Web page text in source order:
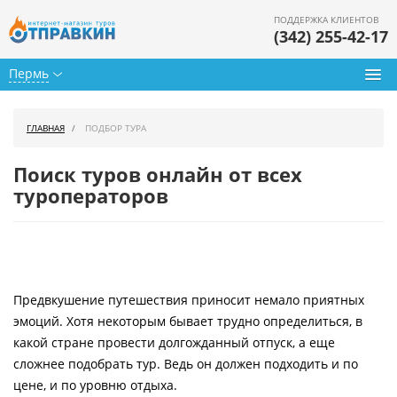
Пермь
ПОДДЕРЖКА КЛИЕНТОВ
(342) 255-42-17
Горящие туры
Страны
Как купить
ГЛАВНАЯ ПОДБОР ТУРА
Поиск туров онлайн от всех
туроператоров
Предвкушение путешествия приносит немало приятных
эмоций. Хотя некоторым бывает трудно определиться, в
какой стране провести долгожданный отпуск, а еще
сложнее подобрать тур. Ведь он должен подходить и по
цене, и по уровню отдыха.